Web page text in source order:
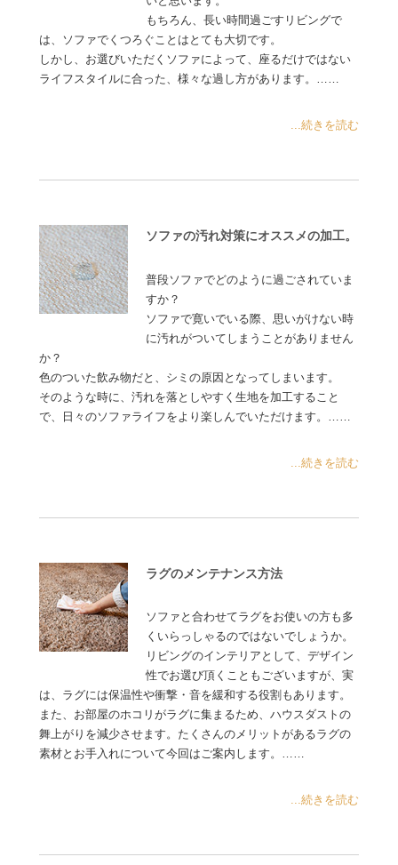
もちろん、長い時間過ごすリビングで
は、ソファでくつろぐことはとても大切です。
しかし、お選びいただくソファによって、座るだけではない
ライフスタイルに合った、様々な過し方があります。……
...続きを読む
ソファの汚れ対策にオススメの加工。
普段ソファでどのように過ごされていま
すか？
ソファで寛いでいる際、思いがけない時
に汚れがついてしまうことがありません
か？
色のついた飲み物だと、シミの原因となってしまいます。
そのような時に、汚れを落としやすく生地を加工すること
で、日々のソファライフをより楽しんでいただけます。……
...続きを読む
ラグのメンテナンス方法
ソファと合わせてラグをお使いの方も多
くいらっしゃるのではないでしょうか。
リビングのインテリアとして、デザイン
性でお選び頂くこともございますが、実
は、ラグには保温性や衝撃・音を緩和する役割もあります。
また、お部屋のホコリがラグに集まるため、ハウスダストの
舞上がりを減少させます。たくさんのメリットがあるラグの
素材とお手入れについて今回はご案内します。……
...続きを読む